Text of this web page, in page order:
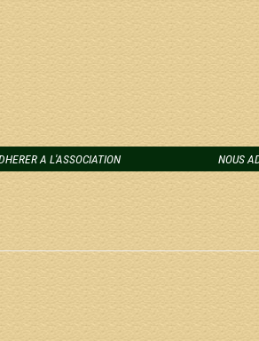
A L'ASSOCIATION NOUS